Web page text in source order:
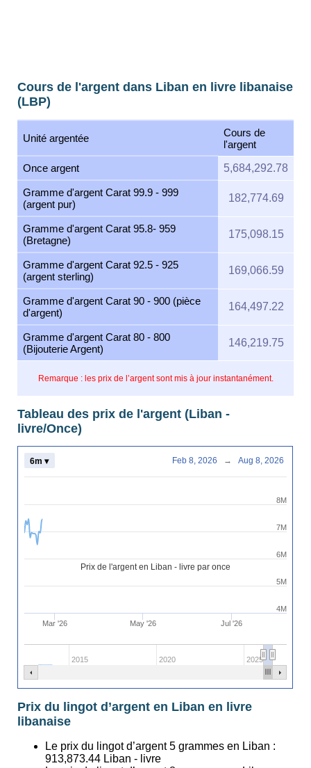
Cours de l'argent dans Liban en livre libanaise
(LBP)
Unité argentée
Cours de
l'argent
Remarque : les prix de l’argent sont mis à jour instantanément.
Once argent 5,684,292.78
Gramme d'argent Carat 99.9 - 999
(argent pur)
182,774.69
Gramme d'argent Carat 95.8- 959
(Bretagne)
175,098.15
Gramme d'argent Carat 92.5 - 925
(argent sterling)
169,066.59
Gramme d'argent Carat 90 - 900 (pièce
d'argent)
164,497.22
Gramme d'argent Carat 80 - 800
(Bijouterie Argent)
146,219.75
Tableau des prix de l'argent (Liban -
livre/Once)
Prix de l'argent en Liban - livre par once
Mar '26 May '26 Jul '26
2015 2020 2025
5M
6M
7M
8M
4M
6m ▾ Feb 8, 2026 → Aug 8, 2026
Prix du lingot d’argent en Liban en livre
libanaise
Le prix du lingot d’argent 5 grammes en Liban :
913,873.44 Liban - livre